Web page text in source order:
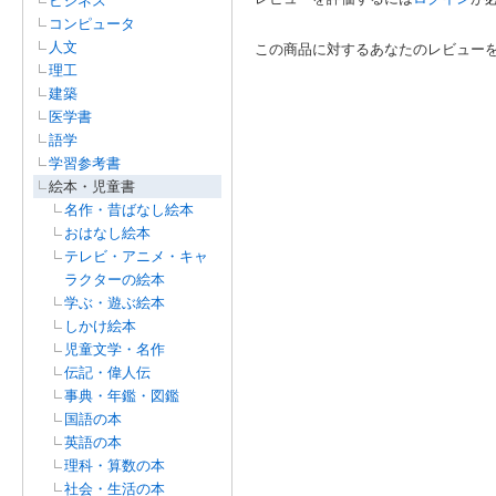
コンピュータ
人文
理工
建築
医学書
語学
学習参考書
絵本・児童書
名作・昔ばなし絵本
おはなし絵本
テレビ・アニメ・キャ
ラクターの絵本
学ぶ・遊ぶ絵本
しかけ絵本
児童文学・名作
伝記・偉人伝
事典・年鑑・図鑑
国語の本
英語の本
理科・算数の本
社会・生活の本
この商品に対するあなたのレビュー